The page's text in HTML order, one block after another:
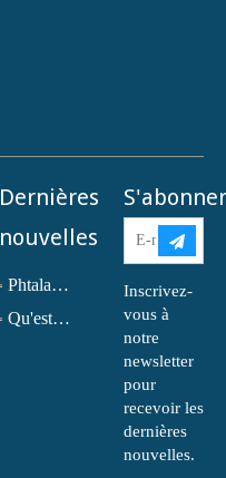
Dernières
nouvelles
Phtalate de dioctyle (DOP) N° CAS : 117-81-7
Qu'est-ce que la monoéthanolamine (MEA) ?
S'abonner
Inscrivez-
vous à
notre
newsletter
pour
recevoir les
dernières
nouvelles.